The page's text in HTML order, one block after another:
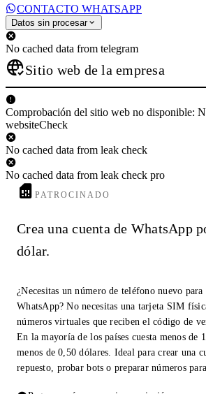
CONTACTO WHATSAPP
Datos sin procesar
No cached data from telegram
Sitio web de la empresa
Comprobación del sitio web no disponible:
websiteCheck
No cached data from leak check
No cached data from leak check pro
PATROCINADO
Crea una cuenta de WhatsApp
dólar.
¿Necesitas un número de teléfono nuevo
WhatsApp? No necesitas una tarjeta SIM
números virtuales que reciben el código de
En la mayoría de los países cuesta menos de
menos de 0,50 dólares. Ideal para crear una
repuesto, probar bots o preparar números